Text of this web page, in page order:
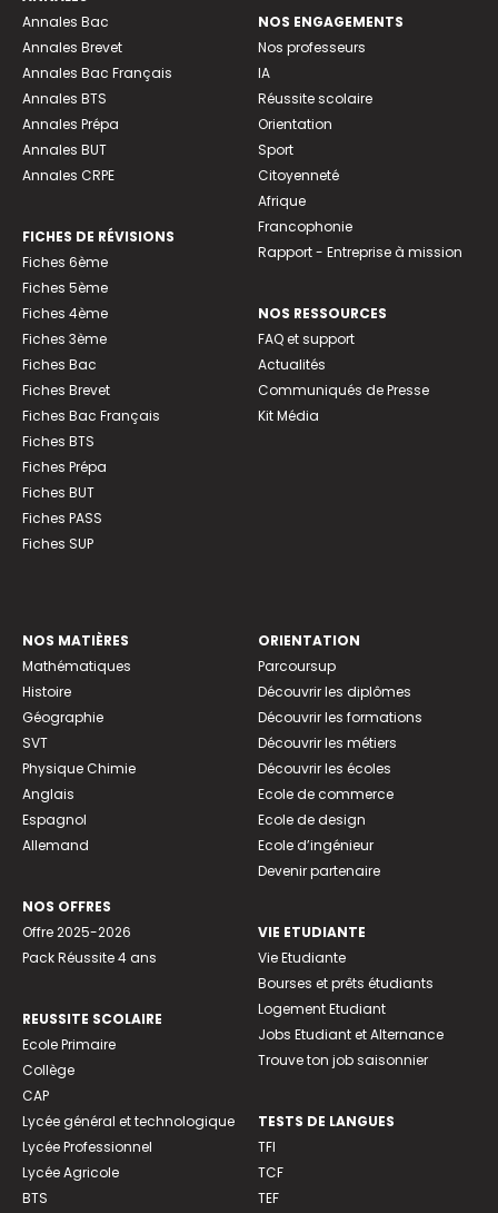
Annales Bac
Annales Brevet
Annales Bac Français
Annales BTS
Annales Prépa
Annales BUT
Annales CRPE
FICHES DE RÉVISIONS
Fiches 6ème
Fiches 5ème
Fiches 4ème
Fiches 3ème
Fiches Bac
Fiches Brevet
Fiches Bac Français
Fiches BTS
Fiches Prépa
Fiches BUT
Fiches PASS
Fiches SUP
NOS ENGAGEMENTS
Nos professeurs
IA
Réussite scolaire
Orientation
Sport
Citoyenneté
Afrique
Francophonie
Rapport - Entreprise à mission
NOS RESSOURCES
FAQ et support
Actualités
Communiqués de Presse
Kit Média
NOS MATIÈRES
Mathématiques
Histoire
Géographie
SVT
Physique Chimie
Anglais
Espagnol
Allemand
NOS OFFRES
Offre 2025-2026
Pack Réussite 4 ans
REUSSITE SCOLAIRE
Ecole Primaire
Collège
CAP
Lycée général et technologique
Lycée Professionnel
Lycée Agricole
BTS
ORIENTATION
Parcoursup
Découvrir les diplômes
Découvrir les formations
Découvrir les métiers
Découvrir les écoles
Ecole de commerce
Ecole de design
Ecole d’ingénieur
Devenir partenaire
VIE ETUDIANTE
Vie Etudiante
Bourses et prêts étudiants
Logement Etudiant
Jobs Etudiant et Alternance
Trouve ton job saisonnier
TESTS DE LANGUES
TFI
TCF
TEF